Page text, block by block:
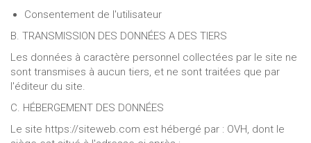
Consentement de l'utilisateur
B. TRANSMISSION DES DONNÉES A DES TIERS
Les données à caractère personnel collectées par le site ne
sont transmises à aucun tiers, et ne sont traitées que par
l'éditeur du site.
C. HÉBERGEMENT DES DONNÉES
Le site https://siteweb.com est hébergé par : OVH, dont le